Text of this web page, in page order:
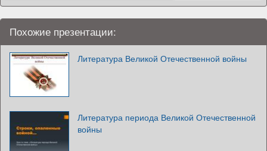
Похожие презентации:
Литература Великой Отечественной войны
Литература периода Великой Отечественной
войны